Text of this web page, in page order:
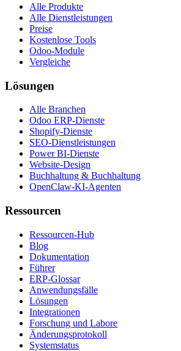
Alle Produkte
Alle Dienstleistungen
Preise
Kostenlose Tools
Odoo-Module
Vergleiche
Lösungen
Alle Branchen
Odoo ERP-Dienste
Shopify-Dienste
SEO-Dienstleistungen
Power BI-Dienste
Website-Design
Buchhaltung & Buchhaltung
OpenClaw-KI-Agenten
Ressourcen
Ressourcen-Hub
Blog
Dokumentation
Führer
ERP-Glossar
Anwendungsfälle
Lösungen
Integrationen
Forschung und Labore
Änderungsprotokoll
Systemstatus